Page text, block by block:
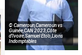
© Cameroun,Cameroun vs
Guinée,CAN 2023,Côte
d’Ivoire,Samuel Eto’o,Lions
Indomptables